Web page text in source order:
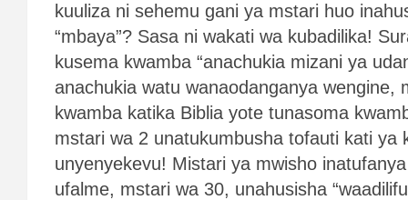
kuuliza ni sehemu gani ya mstari huo
“mbaya”? Sasa ni wakati wa kubadilika!
kusema kwamba “anachukia mizani ya
anachukia watu wanaodanganya wengine,
kwamba katika Biblia yote tunasoma
mstari wa 2 unatukumbusha tofauti kati ya
unyenyekevu! Mistari ya mwisho
ufalme, mstari wa 30, unahusisha